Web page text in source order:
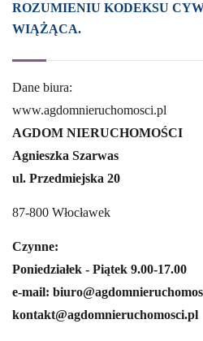
ROZUMIENIU KODEKSU
WIĄŻĄCA.
Dane biura:
www.agdomnieruchomosci.pl
AGDOM NIERUCHOMOŚCI
Agnieszka Szarwas
ul. Przedmiejska 20
87-800 Włocławek
Czynne:
Poniedziałek - Piątek 9.00-17.00
e-mail:
kontakt@agdomnieruchomosci.pl